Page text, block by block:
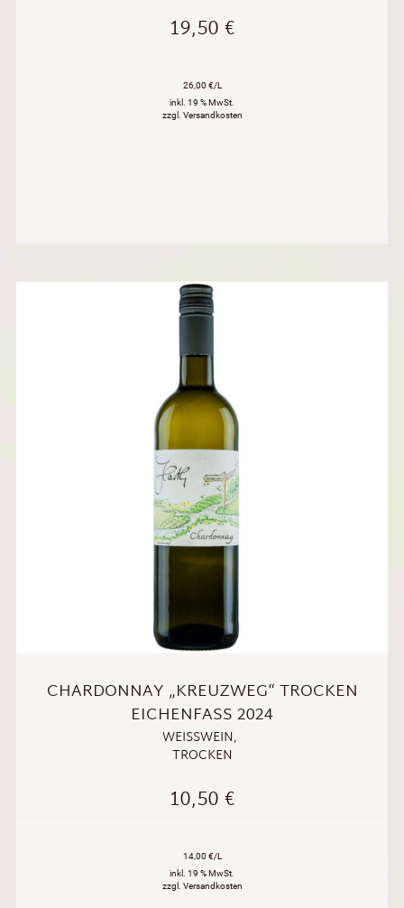
19,50€
26,00 €/L
inkl. 19 % MwSt.
zzgl. Versandkosten
CHARDONNAY „KREUZWEG“ TROCKEN
EICHENFASS 2024
WEISSWEIN ,
TROCKEN
10,50€
14,00 €/L
inkl. 19 % MwSt.
zzgl. Versandkosten